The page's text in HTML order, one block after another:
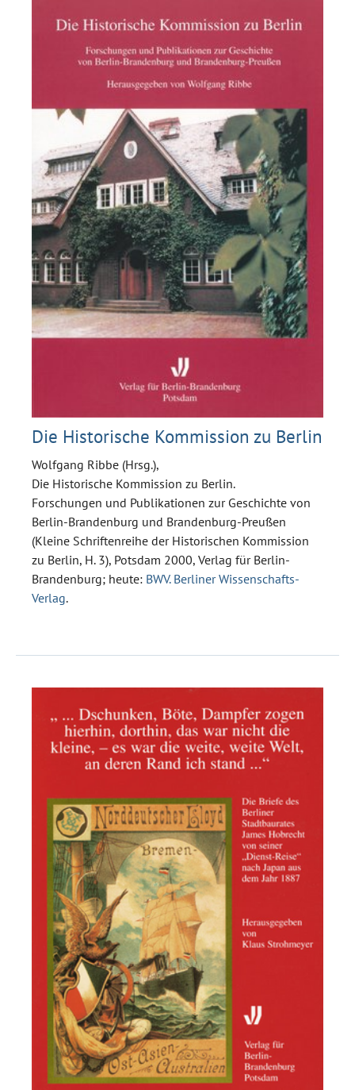
Die Historische Kommission zu Berlin
Wolfgang Ribbe (Hrsg.),
Die Historische Kommission zu Berlin.
Forschungen und Publikationen zur Geschichte von
Berlin-Brandenburg und Brandenburg-Preußen
(Kleine Schriftenreihe der Historischen Kommission
zu Berlin, H. 3), Potsdam 2000, Verlag für Berlin-
Brandenburg; heute: BWV. Berliner Wissenschafts-
Verlag.